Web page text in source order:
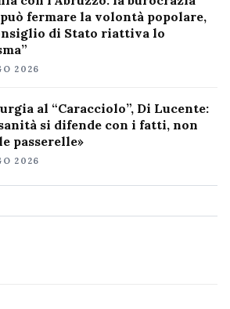
fermare la volontà popolare,
di Stato riattiva lo
2026
al “Caracciolo”, Di Lucente:
si difende con i fatti, non
passerelle»
2026